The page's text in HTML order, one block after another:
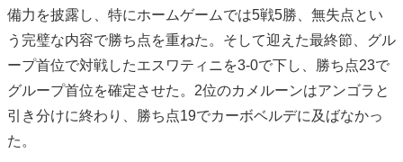
備力を披露し、特にホームゲームでは5戦5勝、無失点とい
う完璧な内容で勝ち点を重ねた。そして迎えた最終節、グル
ープ首位で対戦したエスワティニを3-0で下し、勝ち点23で
グループ首位を確定させた。2位のカメルーンはアンゴラと
引き分けに終わり、勝ち点19でカーボベルデに及ばなかっ
た。